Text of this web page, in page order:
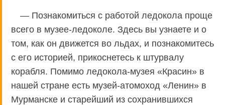
— Познакомиться с работой ледокола проще
всего в музее-ледоколе. Здесь вы узнаете и о
том, как он движется во льдах, и познакомитесь
с его историей, прикоснетесь к штурвалу
корабля. Помимо ледокола-музея «Красин» в
нашей стране есть музей-атомоход «Ленин» в
Мурманске и старейший из сохранившихся